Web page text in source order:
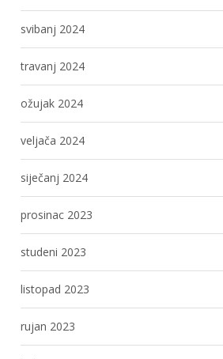
svibanj 2024
travanj 2024
ožujak 2024
veljača 2024
siječanj 2024
prosinac 2023
studeni 2023
listopad 2023
rujan 2023